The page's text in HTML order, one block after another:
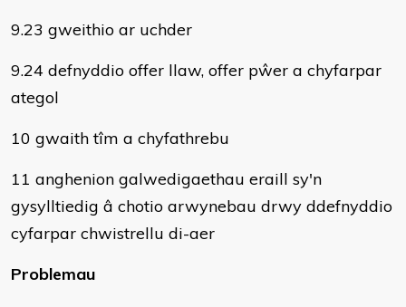
9.23 gweithio ar uchder
9.24 defnyddio offer llaw, offer pŵer a chyfarpar
ategol
10 gwaith tîm a chyfathrebu
11 anghenion galwedigaethau eraill sy'n
gysylltiedig â chotio arwynebau drwy ddefnyddio
cyfarpar chwistrellu di-aer
Problemau